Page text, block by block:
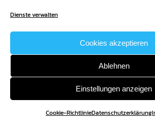
Dienste verwalten
Cookies akzeptieren
Ablehnen
Einstellungen anzeigen
Cookie-RichtlinieDatenschutzerklärung